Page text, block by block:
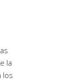
la
los